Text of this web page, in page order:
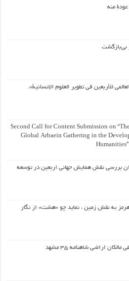
عودة منه
بی‌بازگشت
للأربعين في تطوير العلوم الإنسانية».
Second Call for Content Submission on
Global Arbaein Gathering in the
بررسی نقش همایش جهانی اربعین در توسعه
به نقش زمین ، نماید چو «هشت» از نگار
مالکان اراضی شاهنامه ۳۵ مشهد